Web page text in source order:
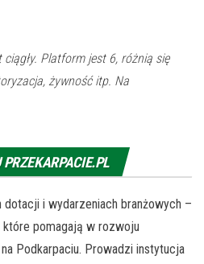
Platform jest 6, różnią się
żywność itp. Na
i wydarzeniach branżowych –
pomagają w rozwoju
Podkarpaciu. Prowadzi instytucja